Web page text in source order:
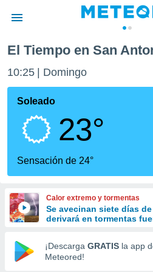
de
por
que se
calidad.
a este
las
y
forma
digital
basada
El Tiempo en San
10:25 Domingo
Soleado
23°
Sensación de 24°
Calor extremo y tormentas
Se avecinan siete días
derivará en tormentas
¡Descarga GRATIS la app
Meteored!